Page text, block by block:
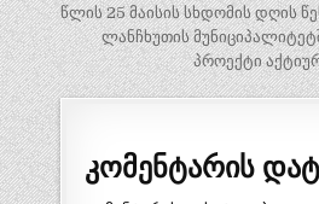
ნავიგაცია
წლის 25 მაისის სხდომის დღის
ლანჩხუთის
პროექტი
კომენტარის